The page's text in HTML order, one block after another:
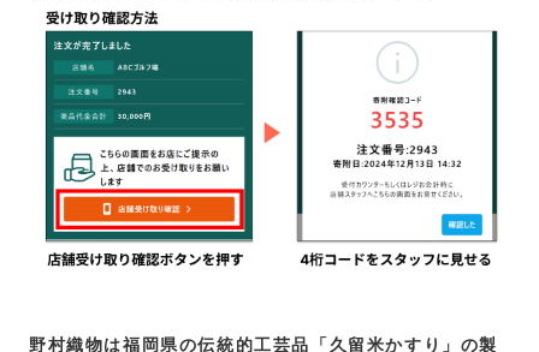
野村織物は福岡県の伝統的工芸品「久留米かすり」の製